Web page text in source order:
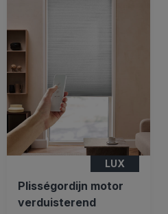
LUX
Plisségordijn motor
verduisterend